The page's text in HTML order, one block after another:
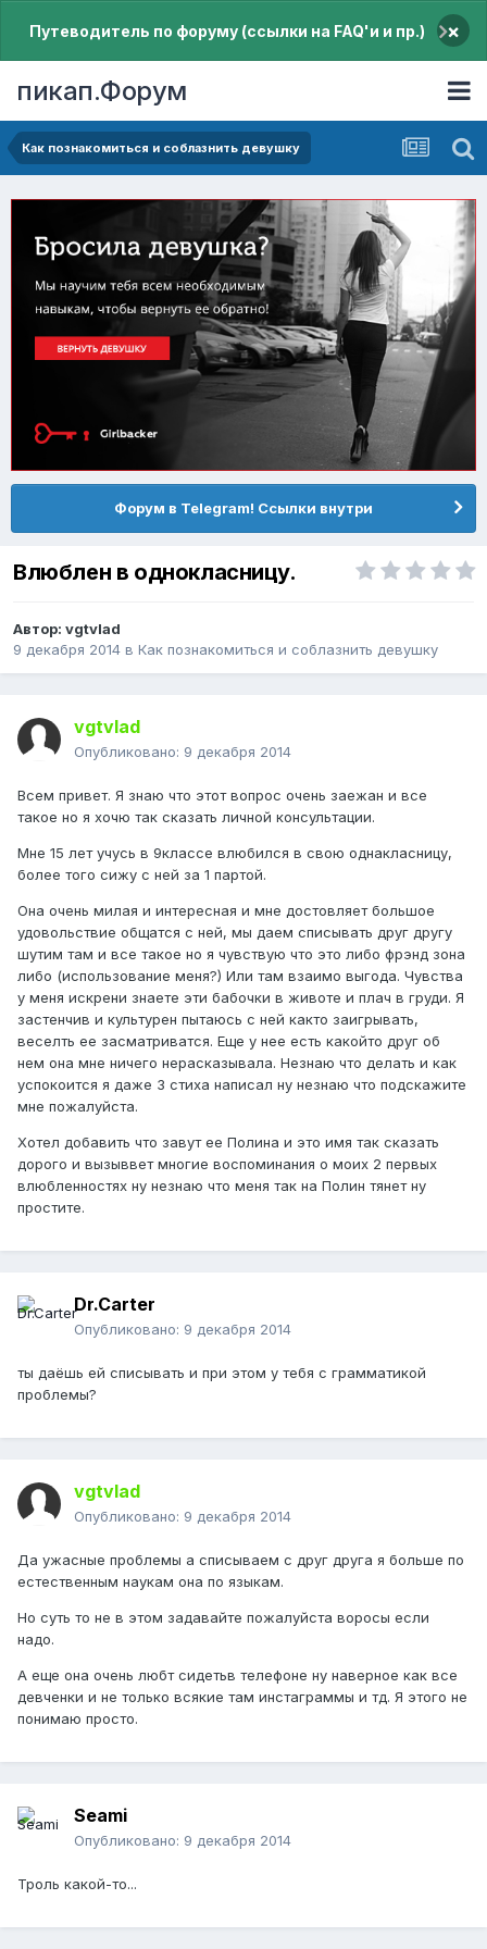
Путеводитель по форуму (ссылки на FAQ'и и пр.) ×
пикап.Форум
Как познакомиться и соблазнить девушку
Форум в Telegram! Ссылки внутри
Влюблен в однокласницу.
Автор: vgtvlad
9 декабря 2014 в Как познакомиться и соблазнить девушку
vgtvlad
Опубликовано: 9 декабря 2014
Всем привет. Я знаю что этот вопрос очень заежан и все
такое но я хочю так сказать личной консультации.
Мне 15 лет учусь в 9классе влюбился в свою однакласницу,
более того сижу с ней за 1 партой.
Она очень милая и интересная и мне достовляет большое
удовольствие общатся с ней, мы даем списывать друг другу
шутим там и все такое но я чувствую что это либо фрэнд зона
либо (использование меня?) Или там взаимо выгода. Чувства
у меня искрени знаете эти бабочки в животе и плач в груди. Я
застенчив и культурен пытаюсь с ней както заигрывать,
веселть ее засматриватся. Еще у нее есть какойто друг об
нем она мне ничего нерасказывала. Незнаю что делать и как
успокоится я даже 3 стиха написал ну незнаю что подскажите
мне пожалуйста.
Хотел добавить что завут ее Полина и это имя так сказать
дорого и вызыввет многие воспоминания о моих 2 первых
влюбленностях ну незнаю что меня так на Полин тянет ну
простите.
Dr.Carter
Опубликовано: 9 декабря 2014
ты даёшь ей списывать и при этом у тебя с грамматикой
проблемы?
vgtvlad
Опубликовано: 9 декабря 2014
Да ужасные проблемы а списываем с друг друга я больше по
естественным наукам она по языкам.
Но суть то не в этом задавайте пожалуйста воросы если
надо.
А еще она очень любт сидетьв телефоне ну наверное как все
девченки и не только всякие там инстаграммы и тд. Я этого не
понимаю просто.
Seami
Опубликовано: 9 декабря 2014
Троль какой-то...